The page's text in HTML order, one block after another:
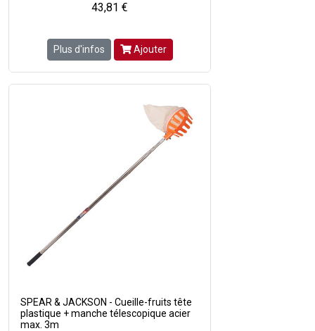
43,81 €
Plus d'infos Ajouter
SPEAR & JACKSON - Cueille-fruits tête
plastique + manche télescopique acier
max. 3m